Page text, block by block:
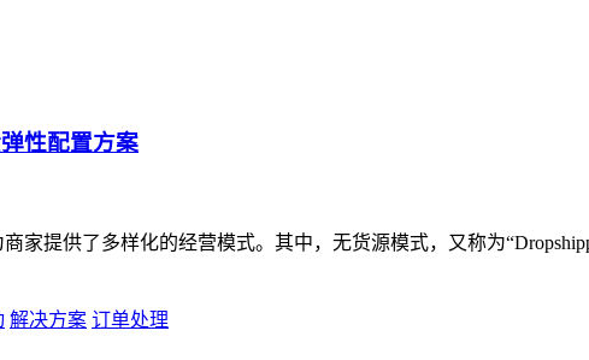
性配置方案
家提供了多样化的经营模式。其中，无货源模式，又称为
解决方案 订单处理